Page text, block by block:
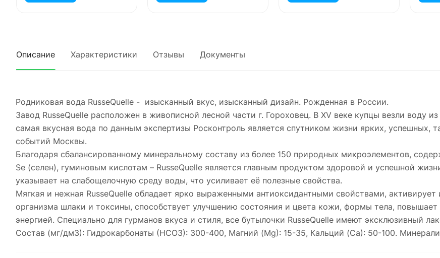
Описание Характеристики Отзывы Документы
Родниковая вода RusseQuelle - изысканный вкус, изысканный дизайн. Рожденная в России.
Завод RusseQuelle расположен в живописной лесной части г. Гороховец. В XV веке купцы везли воду
самая вкусная вода по данным экспертизы Росконтроль является спутником жизни ярких, успешных,
событий Москвы.
Благодаря сбалансированному минеральному составу из более 150 природных микроэлементов,
Se (селен), гуминовым кислотам – RusseQuelle является главным продуктом здоровой и успешной
указывает на слабощелочную среду воды, что усиливает её полезные свойства.
Мягкая и нежная RusseQuelle обладает ярко выраженными антиоксидантными свойствами,
организма шлаки и токсины, способствует улучшению состояния и цвета кожи, формы тела, повышает
энергией. Специально для гурманов вкуса и стиля, все бутылочки RusseQuelle имеют эксклюзивный
Состав (мг/дм3): Гидрокарбонаты (НСО3): 300-400, Магний (Mg): 15-35, Кальций (Ca): 50-100.